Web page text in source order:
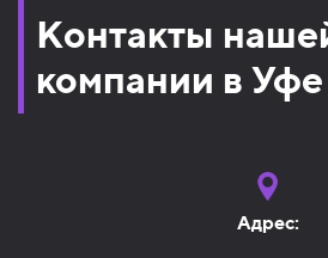
Контакты
компании в Уфе
Адрес: